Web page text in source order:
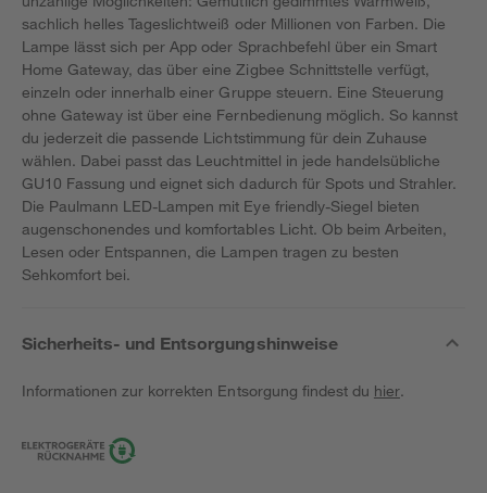
sachlich helles Tageslichtweiß oder Millionen von Farben. Die
Lampe lässt sich per App oder Sprachbefehl über ein Smart
Home Gateway, das über eine Zigbee Schnittstelle verfügt,
einzeln oder innerhalb einer Gruppe steuern. Eine Steuerung
ohne Gateway ist über eine Fernbedienung möglich. So kannst
du jederzeit die passende Lichtstimmung für dein Zuhause
wählen. Dabei passt das Leuchtmittel in jede handelsübliche
GU10 Fassung und eignet sich dadurch für Spots und Strahler.
Die Paulmann LED-Lampen mit Eye friendly-Siegel bieten
augenschonendes und komfortables Licht. Ob beim Arbeiten,
Lesen oder Entspannen, die Lampen tragen zu besten
Sehkomfort bei.
Sicherheits- und Entsorgungshinweise
Informationen zur korrekten Entsorgung findest du hier.